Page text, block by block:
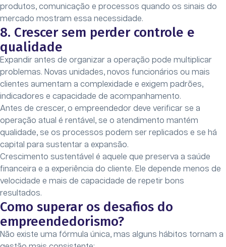
produtos, comunicação e processos quando os sinais do
mercado mostram essa necessidade.
8. Crescer sem perder controle e
qualidade
Expandir antes de organizar a operação pode multiplicar
problemas. Novas unidades, novos funcionários ou mais
clientes aumentam a complexidade e exigem padrões,
indicadores e capacidade de acompanhamento.
Antes de crescer, o empreendedor deve verificar se a
operação atual é rentável, se o atendimento mantém
qualidade, se os processos podem ser replicados e se há
capital para sustentar a expansão.
Crescimento sustentável é aquele que preserva a saúde
financeira e a experiência do cliente. Ele depende menos de
velocidade e mais de capacidade de repetir bons
resultados.
Como superar os desafios do
empreendedorismo?
Não existe uma fórmula única, mas alguns hábitos tornam a